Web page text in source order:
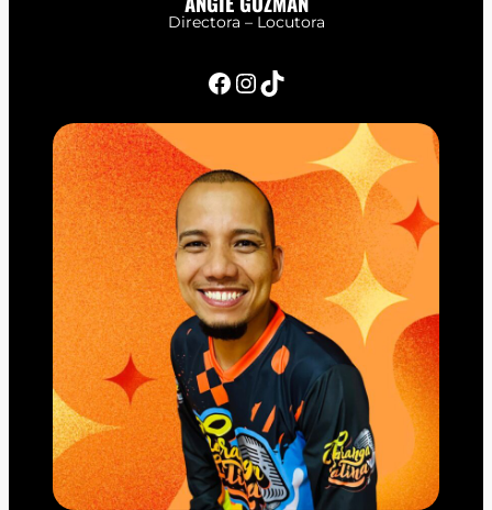
Directora – Locutora
Facebook InstagramTikTok